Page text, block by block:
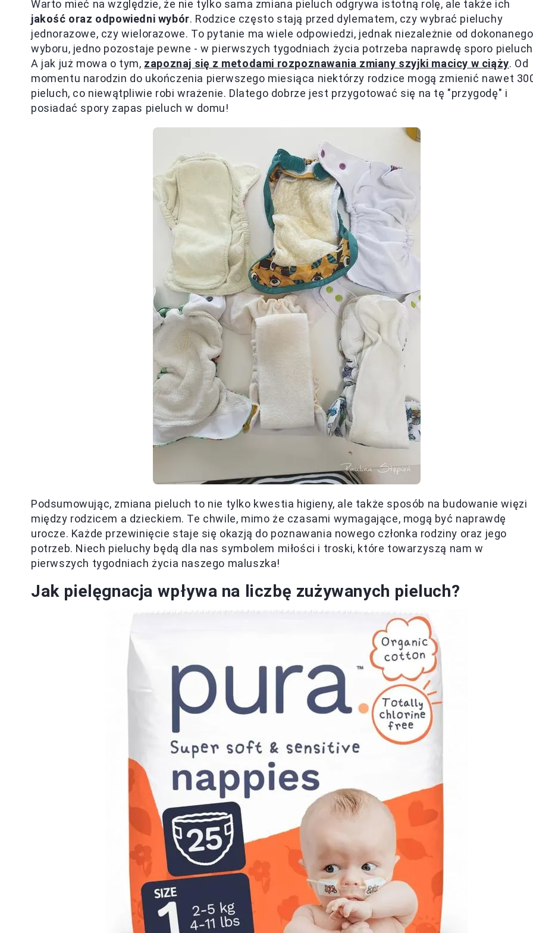
Warto mieć na względzie, że nie tylko sama zmiana pieluch odgrywa istotną rolę, ale także ich
jakość oraz odpowiedni wybór. Rodzice często stają przed dylematem, czy wybrać pieluchy
jednorazowe, czy wielorazowe. To pytanie ma wiele odpowiedzi, jednak niezależnie od dokonanego
wyboru, jedno pozostaje pewne - w pierwszych tygodniach życia potrzeba naprawdę sporo
A jak już mowa o tym, zapoznaj się z metodami rozpoznawania zmiany szyjki macicy w ciąży. Od
momentu narodzin do ukończenia pierwszego miesiąca niektórzy rodzice mogą zmienić nawet
pieluch, co niewątpliwie robi wrażenie. Dlatego dobrze jest przygotować się na tę "przygodę" i
posiadać spory zapas pieluch w domu!
Podsumowując, zmiana pieluch to nie tylko kwestia higieny, ale także sposób na budowanie więzi
między rodzicem a dzieckiem. Te chwile, mimo że czasami wymagające, mogą być naprawdę
urocze. Każde przewinięcie staje się okazją do poznawania nowego członka rodziny oraz jego
potrzeb. Niech pieluchy będą dla nas symbolem miłości i troski, które towarzyszą nam w
pierwszych tygodniach życia naszego maluszka!
Jak pielęgnacja wpływa na liczbę zużywanych pieluch?